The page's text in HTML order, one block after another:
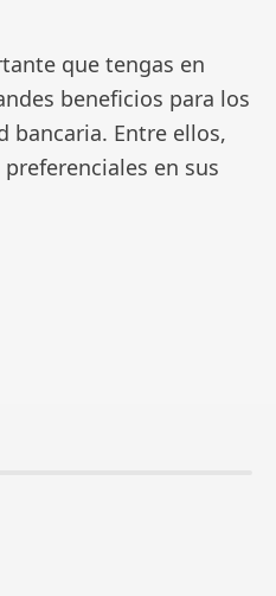
que tengas en
beneficios para los
bancaria. Entre ellos,
en sus